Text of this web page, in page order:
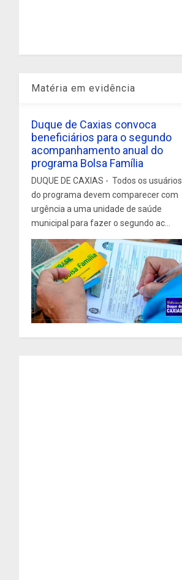
Matéria em evidência
Duque de Caxias convoca
beneficiários para o segundo
acompanhamento anual do
programa Bolsa Família
DUQUE DE CAXIAS - Todos os usuários
do programa devem comparecer com
urgência a uma unidade de saúde
municipal para fazer o segundo ac...